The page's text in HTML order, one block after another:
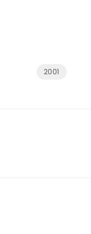
2001